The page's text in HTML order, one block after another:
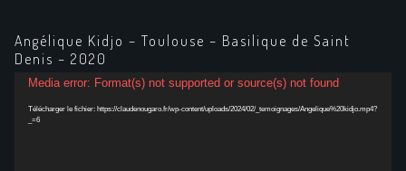
Angélique Kidjo – Toulouse – Basilique de Saint
Denis – 2020
Lecteur
Media error: Format(s) not supported or source(s) not found
Télécharger le fichier: https://claudenougaro.fr/wp-content/uploads/2024/02/_temoignages/Angelique%20kidjo.mp4?
_=6